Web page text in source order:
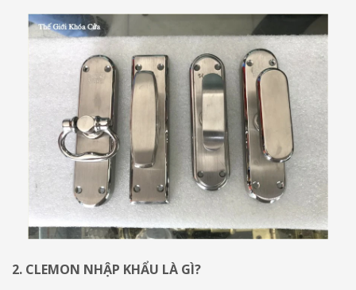
2. CLEMON NHẬP KHẨU LÀ GÌ?